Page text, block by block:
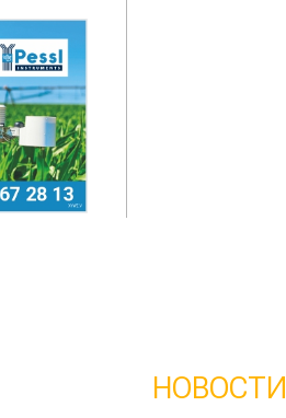
НОВОСТИ